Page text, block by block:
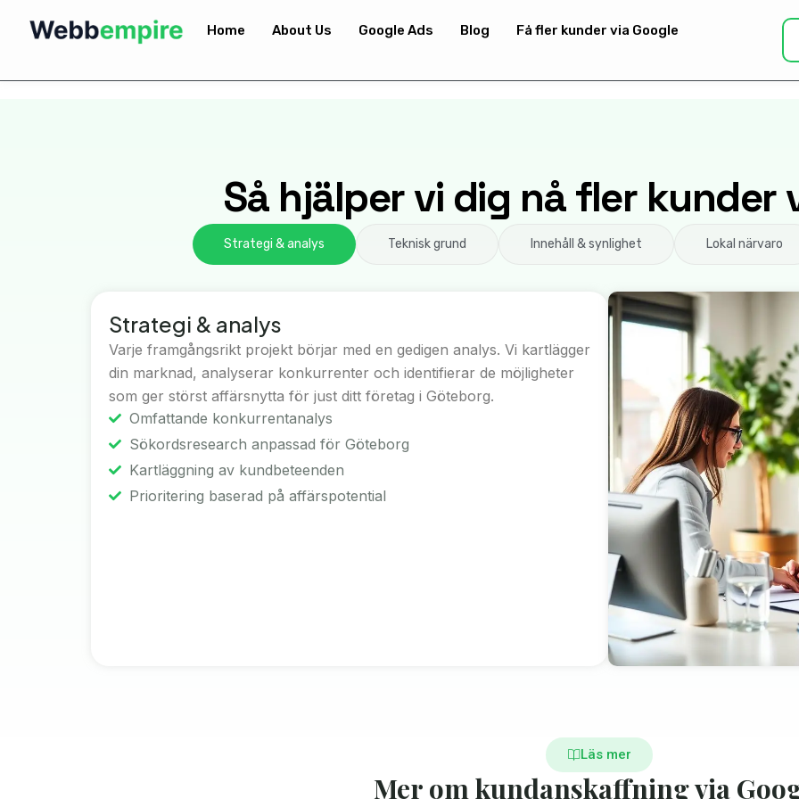
Home About Us Google Ads Blog Få fler kunder via Google
Så hjälper vi dig nå fler kunder
Strategi & analys Teknisk grund Innehåll & synlighet Lokal närvaro
Strategi & analys
Varje framgångsrikt projekt börjar med en gedigen analys. Vi kartlägger
din marknad, analyserar konkurrenter och identifierar de möjligheter
som ger störst affärsnytta för just ditt företag i Göteborg.
Omfattande konkurrentanalys
Sökordsresearch anpassad för Göteborg
Kartläggning av kundbeteenden
Prioritering baserad på affärspotential
Läs mer
Mer om kundanskaffning via